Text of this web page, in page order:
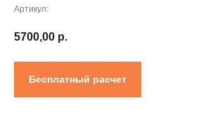
Артикул:
5700,00 р.
Бесплатный расчет